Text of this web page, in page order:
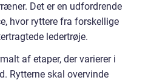
Det er en udfordrende
hvor ryttere fra forskellige
ledertrøje.
af etaper, der varierer i
Rytterne skal overvinde